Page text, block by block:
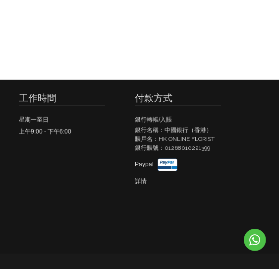
工作時間
星期一至日
上午9:00 - 下午6:00
付款方式
銀行轉帳/入賬
銀行名稱：中國銀行（香港）
賬戶名：HK ONLINE FLORIST
銀行賬號：01268010221399
Paypal
詳情